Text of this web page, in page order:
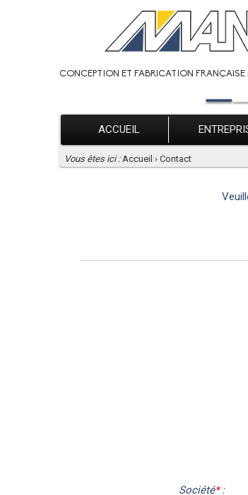
CONCEPTION ET FABRICATION FRANÇAISE
ACCUEIL
Vous êtes ici : Accueil › Contact
Société*: